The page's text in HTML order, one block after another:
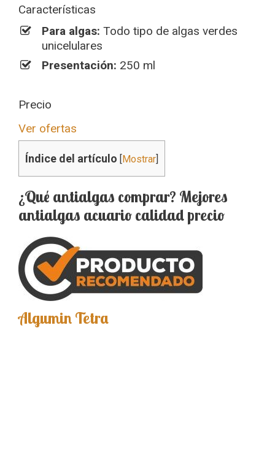
Características
Para algas: Todo tipo de algas verdes
unicelulares
Presentación: 250 ml
Precio
Ver ofertas
Índice del artículo [Mostrar]
¿Qué antialgas comprar? Mejores
antialgas acuario calidad precio
Algumin Tetra